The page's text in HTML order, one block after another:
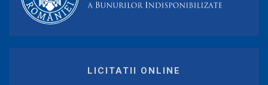
LICITATII ONLINE